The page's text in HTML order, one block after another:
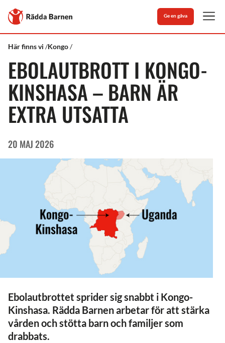
Till
Rädda
Barnens
Ge en gåva
Rädda
Vad
gör
Här finns vi Kongo
Akut
Ebolautbrott
Kongo-
Kinshasa
EBOLAUTBROTT I KONGO-
KINSHASA – BARN ÄR
EXTRA UTSATTA
20 MAJ 2026
Ebolautbrottet sprider sig snabbt i Kongo-
Kinshasa. Rädda Barnen arbetar för att stärka
vården och stötta barn och familjer som
drabbats.